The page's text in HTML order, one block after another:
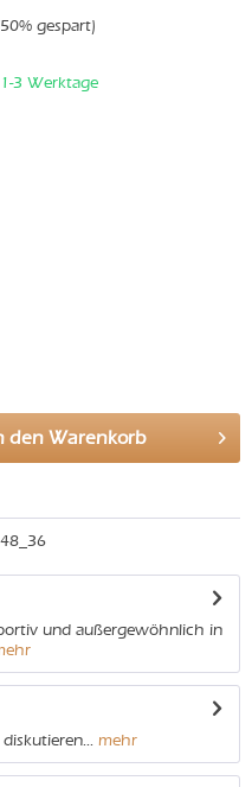
gespart)
3 Werktage
den Warenkorb
und außergewöhnlich in
mehr